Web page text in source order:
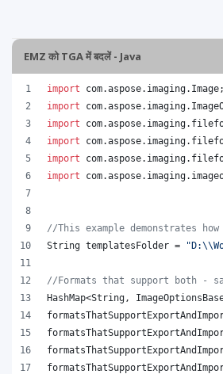
EMZ को TGA में बदलें - Java
import com.aspose. imaging. Image;
import
com.aspose. imaging.
import
com.aspose. imaging.
import
com.aspose. imaging.
import
com.aspose. imaging.
import
com.aspose. imaging.
//This example demonstrates
String templatesFolder = "D:\\
//Formats that support both -
HashMap<String ,